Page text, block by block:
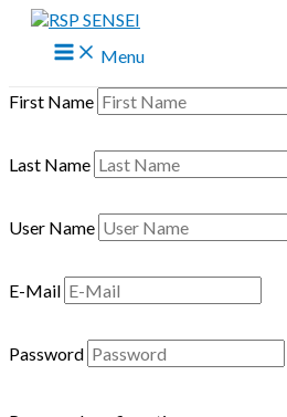
Lewati
konten
Menu
Menu
First Name
Last Name
User Name
E-Mail
Password